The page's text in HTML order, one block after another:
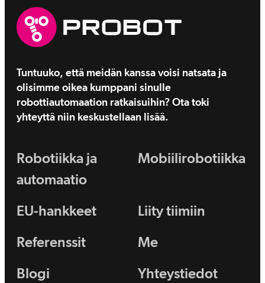
Tuntuuko, että meidän kanssa voisi natsata ja
olisimme oikea kumppani sinulle
robottiautomaation ratkaisuihin? Ota toki
yhteyttä niin keskustellaan lisää.
Robotiikka ja
automaatio
Mobiilirobotiikka
EU-hankkeet
Liity tiimiin
Referenssit
Me
Blogi
Yhteystiedot